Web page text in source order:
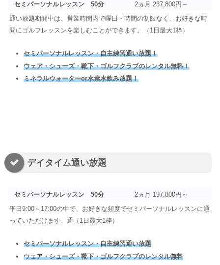
セミパーソナルレッスン 50分
2ヵ月 237,800円～
通い放題期間中は、営業時間内で曜日・時間の制限なく、お好きな時
間にゴルフレッスンを楽しむことができます。（1日最大1枠）
セミパーソナルレッスン・自主練習通い放題！
ウェア・シューズ・靴下・ゴルフクラブのレンタル無料！
ミネラルウォーターor水素水飲み放題！
デイタイム通い放題
セミパーソナルレッスン 50分
2ヵ月 197,800円～
平日9:00～17:00の中で、お好きな頻度でセミパーソナルレッスンに通
っていただけます。通（1日最大1枠）
セミパーソナルレッスン・自主練習通い放題
ウェア・シューズ・靴下・ゴルフクラブのレンタル無料